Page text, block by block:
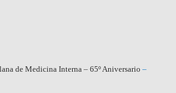
de Medicina Interna – 65º Aniversario –